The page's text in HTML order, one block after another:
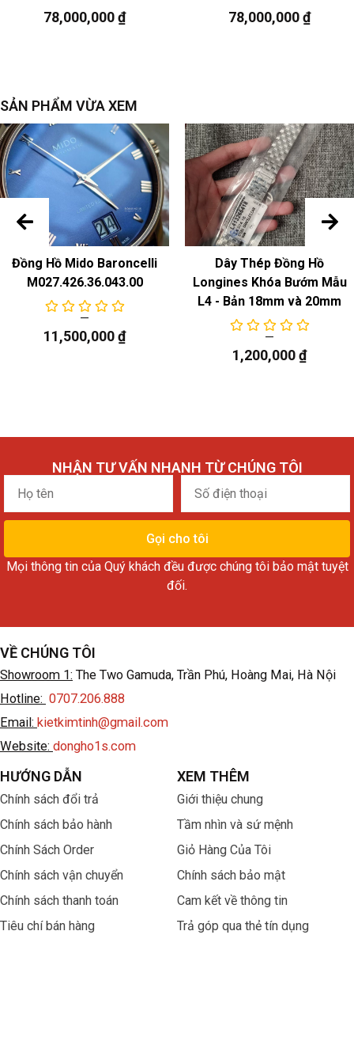
Chuyển động cơ học tự động
78,000,000₫ 78,000,000₫
SẢN PHẨM VỪA XEM
Đồng Hồ Mido Baroncelli
M027.426.36.043.00
11,500,000₫
Dây Thép Đồng Hồ
Longines Khóa Bướm Mẫu
L4 - Bản 18mm và 20mm
1,200,000₫
NHẬN TƯ VẤN NHANH TỪ CHÚNG TÔI
Họ
tên
điện
thoại
Gọi cho tôi
Mọi thông tin của Quý khách đều được chúng tôi bảo mật tuyệt
đối.
VỀ CHÚNG TÔI
Showroom 1: The Two Gamuda, Trần Phú, Hoàng Mai, Hà Nội
Hotline: 0707.206.888
Email: kietkimtinh@gmail.com
Website: dongho1s.com
HƯỚNG DẪN
Chính sách đổi trả
Chính sách bảo hành
Chính Sách Order
Chính sách vận chuyển
Chính sách thanh toán
Tiêu chí bán hàng
XEM THÊM
Giới thiệu chung
Tầm nhìn và sứ mệnh
Giỏ Hàng Của Tôi
Chính sách bảo mật
Cam kết về thông tin
Trả góp qua thẻ tín dụng